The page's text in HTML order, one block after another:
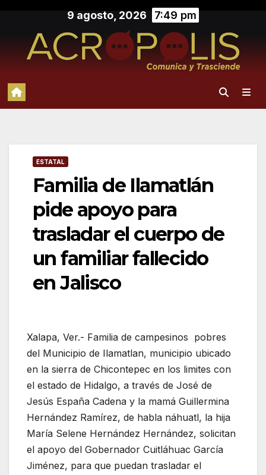
contenido
9 agosto, 2026 7:49 pm
ESTATAL
Familia de Ilamatlán
pide apoyo para
trasladar el cuerpo de
un familiar fallecido
en Jalisco
Xalapa, Ver.- Familia de campesinos pobres
del Municipio de Ilamatlan, municipio ubicado
en la sierra de Chicontepec en los limites con
el estado de Hidalgo, a través de José de
Jesús España Cadena y la mamá Guillermina
Hernández Ramírez, de habla náhuatl, la hija
María Selene Hernández Hernández, solicitan
el apoyo del Gobernador Cuitláhuac García
Jiménez, para que puedan trasladar el